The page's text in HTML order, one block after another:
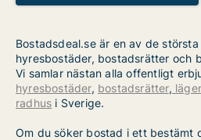
Bostadsdeal.se är en av de
hyresbostäder, bostadsrätter och
Vi samlar nästan alla offentligt
hyresbostäder, bostadsrätter,
radhus i Sverige.
Om du söker bostad i ett bestämt